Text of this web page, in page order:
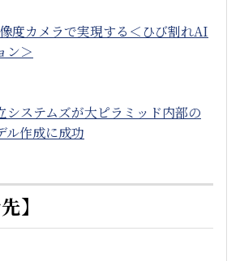
度カメラで実現する＜ひび割れAI
ン＞
システムズが大ピラミッド内部の
ル作成に成功
】